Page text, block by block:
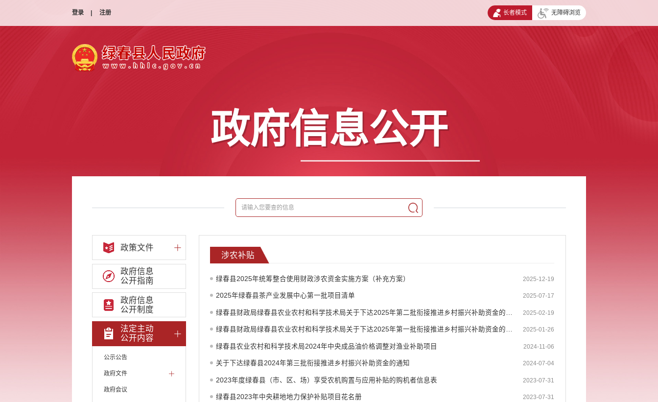
登录 注册 长者模式 无障碍浏览
政府信息公开
政策文件
政府信息
公开指南
政府信息
公开制度
法定主动
公开内容
公示公告
政府文件
政府会议
涉农补贴
绿春县2025年统筹整合使用财政涉农资金实施方案（补充方案） 2025-12-19
2025年绿春县茶产业发展中心第一批项目清单 2025-07-17
2025-02-19
绿春县财政局绿春县农业农村和科学技术局关于下达2025年第一批衔接推进乡村振兴补助资金的通知 （已失效）
2025-01-26
绿春县农业农村和科学技术局2024年中央成品油价格调整对渔业补助项目 2024-11-06
关于下达绿春县2024年第三批衔接推进乡村振兴补助资金的通知 2024-07-04
2023年度绿春县（市、区、场）享受农机购置与应用补贴的购机者信息表 2023-07-31
绿春县2023年中央耕地地力保护补贴项目花名册 2023-07-31